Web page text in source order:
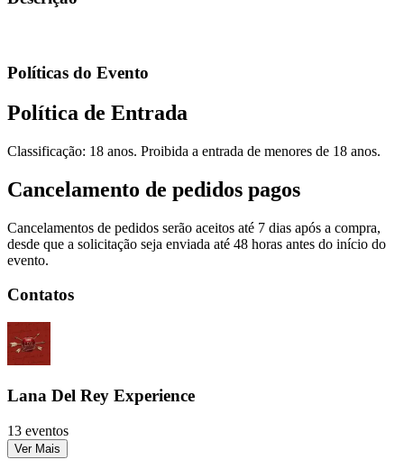
Políticas do Evento
Política de Entrada
Classificação: 18 anos. Proibida a entrada de menores de 18 anos.
Cancelamento de pedidos pagos
Cancelamentos de pedidos serão aceitos até 7 dias após a compra,
desde que a solicitação seja enviada até 48 horas antes do início do
evento.
Contatos
Lana Del Rey Experience
13 eventos
Ver Mais